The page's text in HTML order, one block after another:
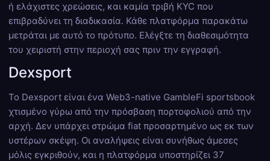
ή ελάχιστες χρεώσεις, και καμία τριβή KYC που
επιβραδύνει τη διαδικασία. Κάθε πλατφόρμα παρακάτω
μετράται με αυτό το πρότυπο. Ελέγξτε τη διαθεσιμότητα
του χειριστή στην περιοχή σας πριν την εγγραφή.
Dexsport
Το Dexsport είναι ένα Web3-native GambleFi sportsbook
χτισμένο γύρω από την πρόσβαση πορτοφολιού από την
αρχή. Δεν υπάρχει στρώμα fiat προσαρτημένο ως εκ των
υστέρων σκέψη. Οι αναλήψεις είναι συνήθως άμεσες
μόλις εγκριθούν, και η πλατφόρμα υποστηρίζει 37